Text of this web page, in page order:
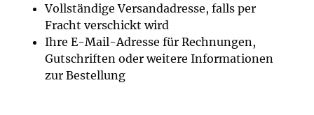
Vollständige Versandadresse, falls per
Fracht verschickt wird
Ihre E-Mail-Adresse für Rechnungen,
Gutschriften oder weitere Informationen
zur Bestellung